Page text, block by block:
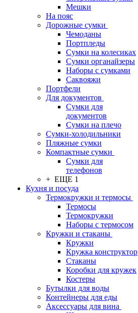
Мешки
На пояс
Дорожные сумки
Чемоданы
Портпледы
Сумки на колесиках
Сумки органайзеры
Наборы с сумками
Саквояжи
Портфели
Для документов
Сумки для
документов
Сумки на плечо
Сумки-холодильники
Пляжные сумки
Компактные сумки
Сумки для
телефонов
+ ЕЩЕ 1
Кухня и посуда
Термокружки и термосы
Термосы
Термокружки
Наборы с термосом
Кружки и стаканы
Кружки
Кружка конструктор
Стаканы
Коробки для кружек
Костеры
Бутылки для воды
Контейнеры для еды
Аксессуары для вина